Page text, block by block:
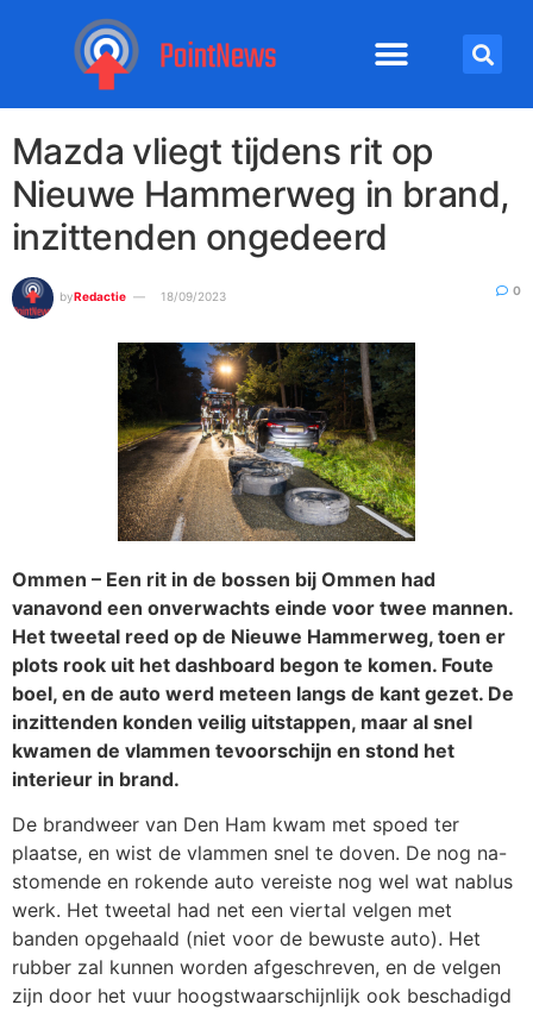
Mazda vliegt tijdens rit op
Nieuwe Hammerweg in brand,
inzittenden ongedeerd
byRedactie 18/09/2023 0
Ommen – Een rit in de bossen bij Ommen had
vanavond een onverwachts einde voor twee mannen.
Het tweetal reed op de Nieuwe Hammerweg, toen er
plots rook uit het dashboard begon te komen. Foute
boel, en de auto werd meteen langs de kant gezet. De
inzittenden konden veilig uitstappen, maar al snel
kwamen de vlammen tevoorschijn en stond het
interieur in brand.
De brandweer van Den Ham kwam met spoed ter
plaatse, en wist de vlammen snel te doven. De nog na-
stomende en rokende auto vereiste nog wel wat nablus
werk. Het tweetal had net een viertal velgen met
banden opgehaald (niet voor de bewuste auto). Het
rubber zal kunnen worden afgeschreven, en de velgen
zijn door het vuur hoogstwaarschijnlijk ook beschadigd